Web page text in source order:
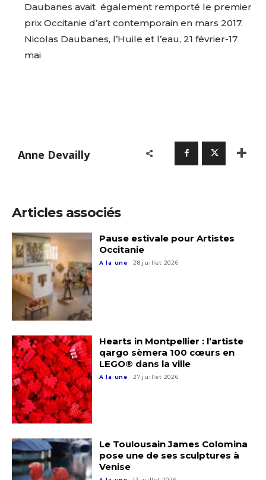
Adresse email*
Nom
Prénom
Adresse email*
Daubanes avait également remporté le premier
prix Occitanie d’art contemporain en mars 2017.
Nicolas Daubanes, l’Huile et l’eau, 21 février-17
mai
Anne Devailly
Articles associés
Pause estivale pour Artistes
Occitanie
A la une 28 juillet 2026
Hearts in Montpellier : l’artiste
qargo sèmera 100 cœurs en
LEGO® dans la ville
A la une 27 juillet 2026
Le Toulousain James Colomina
pose une de ses sculptures à
Venise